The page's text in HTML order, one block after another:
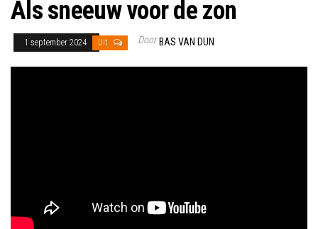
Als sneeuw voor de zon
1 september 2024 Uit Door BAS VAN DUN